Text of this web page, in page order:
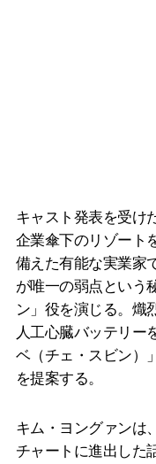
キャスト発表を受け
企業傘下のリゾート
備えた有能な実業家
が唯一の弱点という
ン」役を演じる。熾
人工心臓バッテリー
ベ（チェ・スビン）
を提案する。
キム・ヨングァンは
チャートに進出した